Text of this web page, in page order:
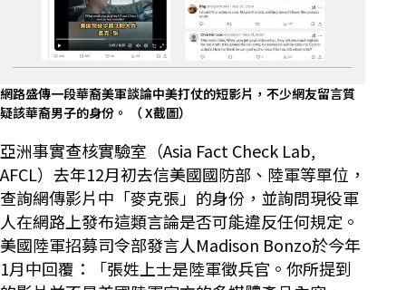
網路盛傳一段華裔美軍談論中美打仗的短影片，不少網友留言質
疑該華裔男子的身份。 （ X截圖）
亞洲事實查核實驗室（Asia Fact Check Lab,
AFCL）去年12月初去信美國國防部、陸軍等單位，
查詢網傳影片中「麥克張」的身份，並詢問現役軍
人在網路上發布這類言論是否可能違反任何規定。
美國陸軍招募司令部發言人Madison Bonzo於今年
1月中回覆：「張姓上士是陸軍徵兵官。你所提到